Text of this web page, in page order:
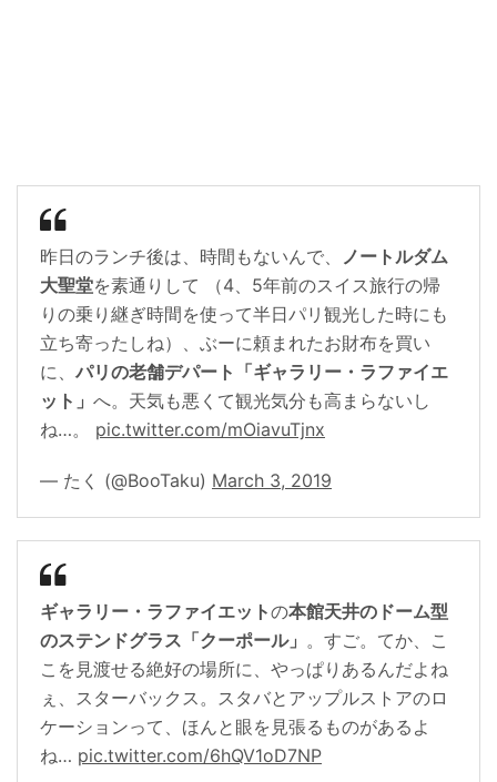
昨日のランチ後は、時間もないんで、 ノートルダム
大聖堂を素通りして （4、5年前のスイス旅行の帰
りの乗り継ぎ時間を使って半日パリ観光した時にも
立ち寄ったしね）、ぶーに頼まれたお財布を買い
に、 パリの老舗デパート「ギャラリー・ラファイエ
ット」 へ。天気も悪くて観光気分も高まらないし
ね…。 pic.twitter.com/mOiavuTjnx
— たく (@BooTaku) March 3, 2019
ギャラリー・ラファイエットの本館天井のドーム型
のステンドグラス「クーポール」 。すご。てか、こ
こを見渡せる絶好の場所に、やっぱりあるんだよね
ぇ、スターバックス。スタバとアップルストアのロ
ケーションって、ほんと眼を見張るものがあるよ
ね… pic.twitter.com/6hQV1oD7NP